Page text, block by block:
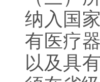
纳入国
有医疗
以及具